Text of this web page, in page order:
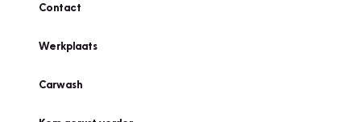
Contact
Werkplaats
Carwash